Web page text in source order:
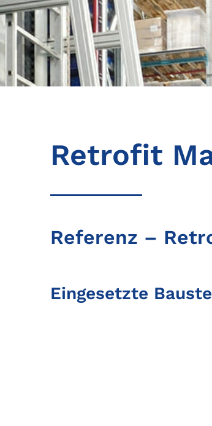
Retrofit
Referenz –
Eingesetzte